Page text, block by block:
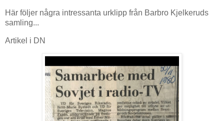
Här följer några intressanta urklipp från Barbro Kjelkeruds
samling...
Artikel i DN